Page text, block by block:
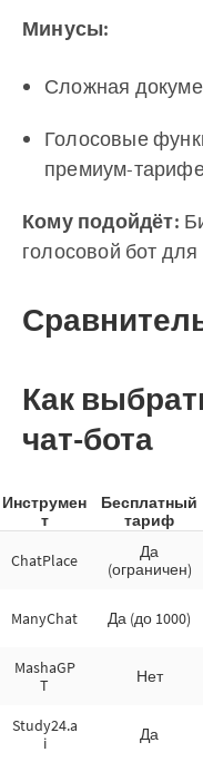
Минусы:
Сложная
Голосовые
премиум-
Кому подойдёт:
голосовой бот
Как
чат-бота
Инструмен
т
Бесплатный
тариф
ChatPlace
Да
(ограничен)
ManyChat Да (до 1000)
MashaGP
T
Нет
Study24.a
i
Да